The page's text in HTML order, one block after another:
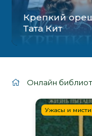
Крепкий
Тата Кит
Онлайн
Ужасы и